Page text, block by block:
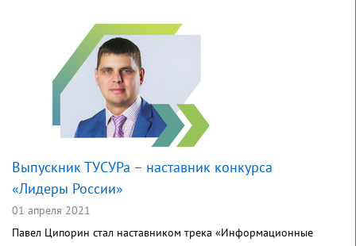
Выпускник ТУСУРа – наставник конкурса
«Лидеры России»
01 апреля 2021
Павел Ципорин стал наставником трека «Информационные